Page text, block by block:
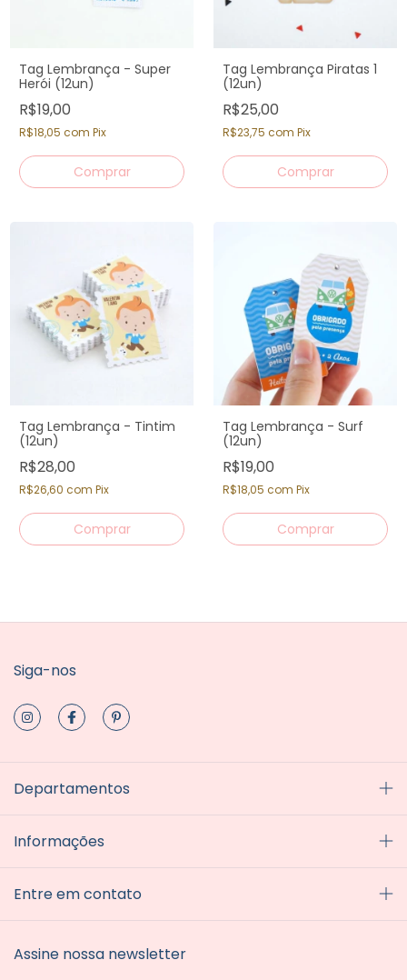
Tag Lembrança - Super
Herói (12un)
R$19,00
R$18,05 com Pix
Tag Lembrança Piratas 1
(12un)
R$25,00
R$23,75 com Pix
Tag Lembrança - Tintim
(12un)
R$28,00
R$26,60 com Pix
Tag Lembrança - Surf
(12un)
R$19,00
R$18,05 com Pix
Siga-nos
Departamentos
Informações
Entre em contato
Assine nossa newsletter